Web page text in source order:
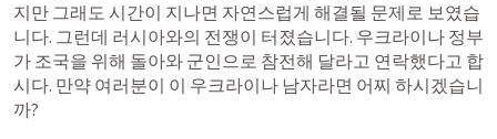
지만 그래도 시간이 지나면 자연스럽게 해결될 문제로 보였습
니다. 그런데 러시아와의 전쟁이 터졌습니다. 우크라이나 정부
가 조국을 위해 돌아와 군인으로 참전해 달라고 연락했다고 합
시다. 만약 여러분이 이 우크라이나 남자라면 어찌 하시겠습니
까?